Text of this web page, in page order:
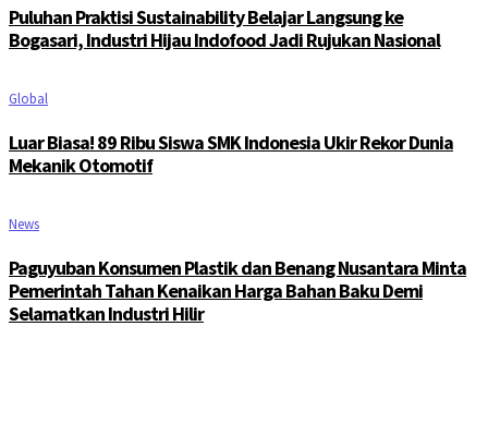
Puluhan Praktisi Sustainability Belajar Langsung ke
Bogasari, Industri Hijau Indofood Jadi Rujukan Nasional
Global
Luar Biasa! 89 Ribu Siswa SMK Indonesia Ukir Rekor Dunia
Mekanik Otomotif
News
Paguyuban Konsumen Plastik dan Benang Nusantara Minta
Pemerintah Tahan Kenaikan Harga Bahan Baku Demi
Selamatkan Industri Hilir